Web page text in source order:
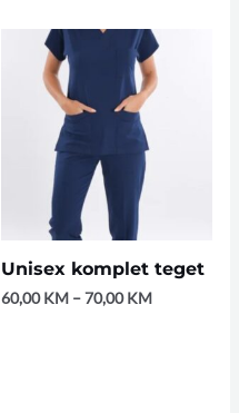
Unisex komplet teget
60,00KM –70,00KM